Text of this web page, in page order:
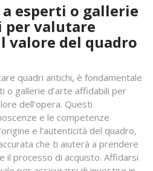
esperti o gallerie
per valutare
valore del quadro
quadri antichi, è fondamentale
o gallerie d’arte affidabili per
dell’opera. Questi
e le competenze
e l’autenticità del quadro,
che ti aiuterà a prendere
il processo di acquisto. Affidarsi